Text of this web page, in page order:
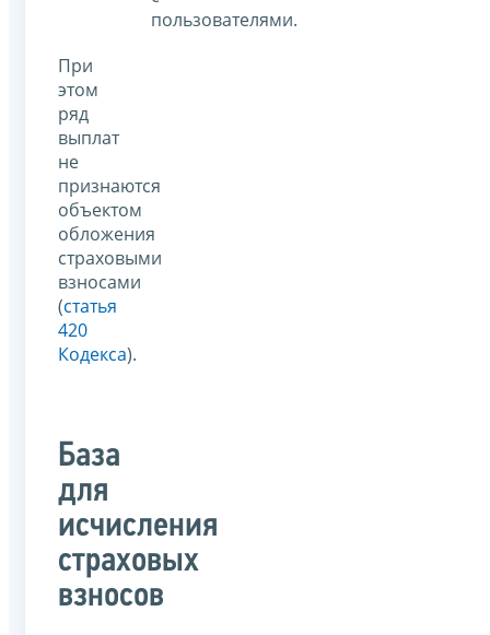
пользователями.
При
этом
ряд
выплат
не
признаются
объектом
обложения
страховыми
взносами
(статья
420
Кодекса).
База
для
исчисления
страховых
взносов